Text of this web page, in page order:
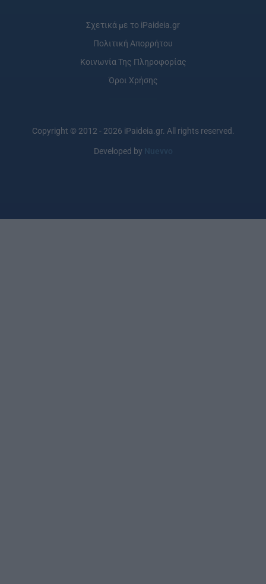
Σχετικά με το iPaideia.gr
Πολιτική Απορρήτου
Κοινωνία Της Πληροφορίας
Όροι Χρήσης
Copyright © 2012 - 2026 iPaideia.gr. All rights reserved.
Developed by